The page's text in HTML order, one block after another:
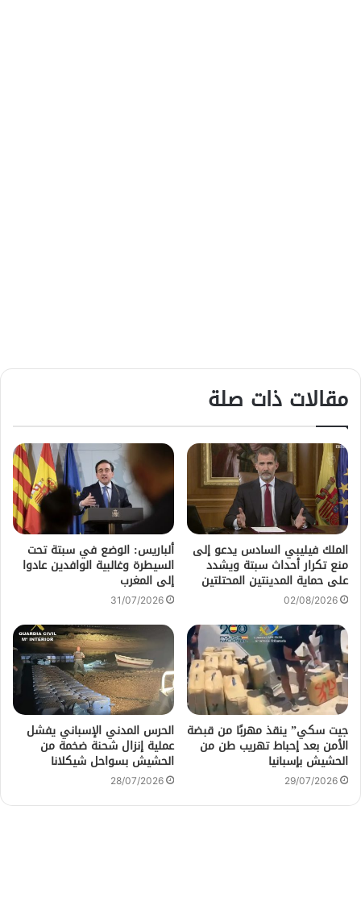
مقالات ذات صلة
الملك فيليبي السادس يدعو إلى
منع تكرار أحداث سبتة ويشدد
على حماية المدينتين المحتلتين
02/08/2026
ألباريس: الوضع في سبتة تحت
السيطرة وغالبية الوافدين عادوا
إلى المغرب
31/07/2026
جيت سكي” ينقذ مهربًا من قبضة
الأمن بعد إحباط تهريب طن من
الحشيش بإسبانيا
29/07/2026
الحرس المدني الإسباني يفشل
عملية إنزال شحنة ضخمة من
الحشيش بسواحل شيكلانا
28/07/2026